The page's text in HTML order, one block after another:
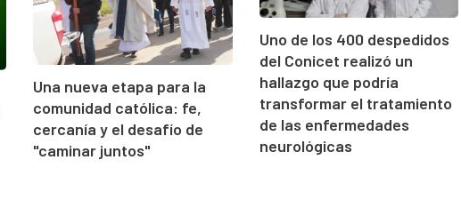
Una nueva etapa para la
comunidad católica: fe,
cercanía y el desafío de
"caminar juntos"
Uno de los 400 despedidos
del Conicet realizó un
hallazgo que podría
transformar el tratamiento
de las enfermedades
neurológicas